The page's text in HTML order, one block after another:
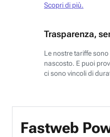
Scopri di più.
Trasparenza,
Le nostre tariffe
nascosto. E puoi
ci sono vincoli di
Fastweb